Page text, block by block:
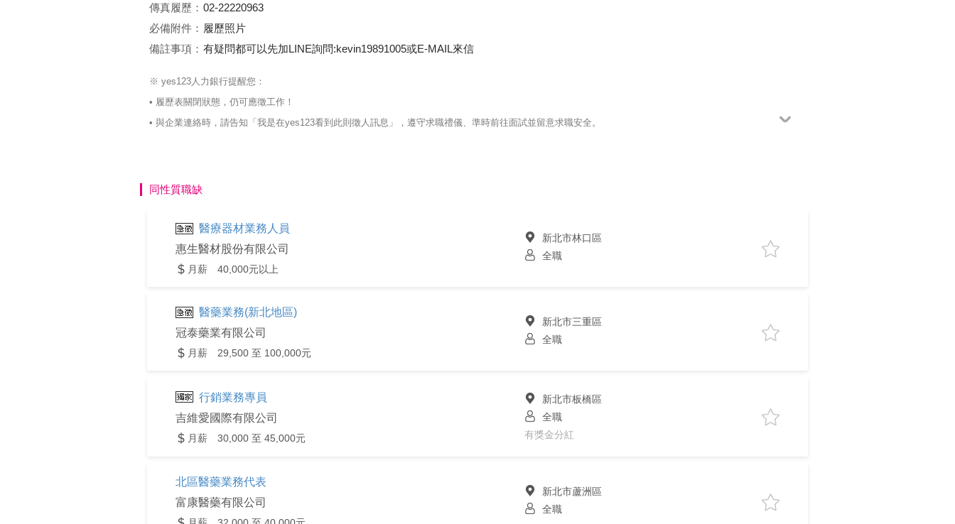
傳真履歷： 02-22220963
必備附件： 履歷照片
備註事項： 有疑問都可以先加LINE詢問:kevin19891005或E-MAIL來信
※ yes123人力銀行提醒您：
• 履歷表關閉狀態，仍可應徵工作！
• 與企業連絡時，請告知「我是在yes123看到此則徵人訊息」，遵守求職禮儀、準時前往面試並留意求職安全。
同性質職缺
醫療器材業務人員
惠生醫材股份有限公司
月薪 40,000元以上
新北市林口區
全職
醫藥業務(新北地區)
冠泰藥業有限公司
月薪 29,500 至 100,000元
新北市三重區
全職
行銷業務專員
吉維愛國際有限公司
月薪 30,000 至 45,000元
新北市板橋區
全職
有獎金分紅
北區醫藥業務代表
富康醫藥有限公司
新北市蘆洲區
全職